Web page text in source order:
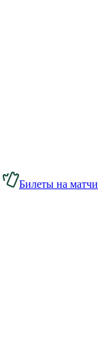
Билеты на матчи